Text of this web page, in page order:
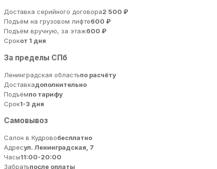
Доставка серийного договора2 500 ₽
Подъём на грузовом лифте600 ₽
Подъём вручную, за этаж600 ₽
Срокот 1 дня
За пределы СПб
Ленинградская областьпо расчёту
Доставкадополнительно
Подъёмпо тарифу
Срок1-3 дня
Самовывоз
Салон в Кудровобесплатно
Адресул. Ленинградская, 7
Часы11:00-20:00
Забратьпосле оплаты